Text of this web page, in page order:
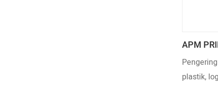
APM
Logam
plastik,